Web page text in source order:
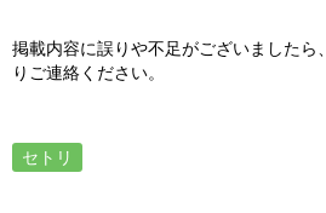
掲載内容に誤りや不足がございましたら、
りご連絡ください。
セトリ